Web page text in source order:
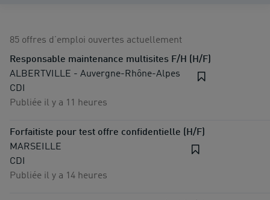
85 offres d’emploi ouvertes actuellement
Responsable maintenance multisites F/H (H/F)
ALBERTVILLE - Auvergne-Rhône-Alpes
CDI
Publiée il y a 11 heures
Forfaitiste pour test offre confidentielle (H/F)
MARSEILLE
CDI
Publiée il y a 14 heures